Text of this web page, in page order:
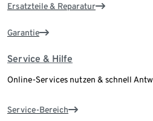
Ersatzteile & Reparatur
Garantie
Service & Hilfe
Online-Services nutzen & schnell
Service-Bereich